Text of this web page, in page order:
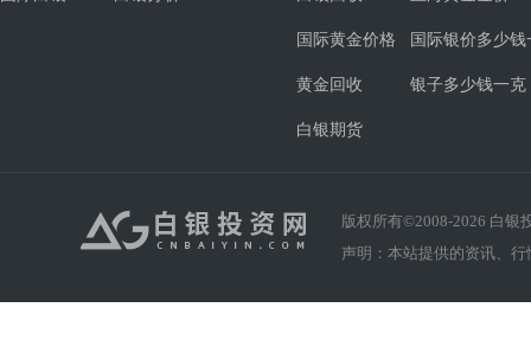
国际黄金价格 国际银价多少钱
黄金回收 银子多少钱一克
白银期货
版权所有©2008-2026 白银
声明：本站提供的资讯、